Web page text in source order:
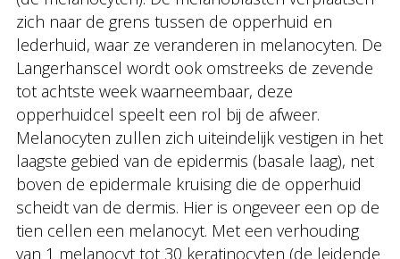
zich naar de grens tussen de opperhuid en
lederhuid, waar ze veranderen in melanocyten. De
Langerhanscel wordt ook omstreeks de zevende
tot achtste week waarneembaar, deze
opperhuidcel speelt een rol bij de afweer.
Melanocyten zullen zich uiteindelijk vestigen in het
laagste gebied van de epidermis (basale laag), net
boven de epidermale kruising die de opperhuid
scheidt van de dermis. Hier is ongeveer een op de
tien cellen een melanocyt. Met een verhouding
van 1 melanocyt tot 30 keratinocyten (de leidende